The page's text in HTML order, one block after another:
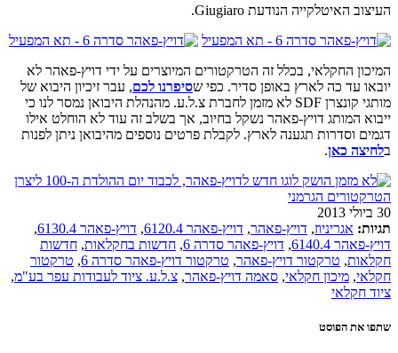
העיצוב האיטלקייה הנודעת Giugiaro.
המיכון החקלאי, בכלל זה הטרקטורים המיוצרים על ידי דויץ-פאהר לא
יובאו עד כה לארץ באופן סדיר. כפי שסיפרנו לכם, עבר זיכיון היבוא של
מותגי קונצרן SDF לא מזמן לחברת צ.ל.ע. מהנהלת היבואן נמסר לנו כי
ייבוא המותג דויץ-פאהר נשקל בחיוב, אך בשלב זה עוד לא הוחלט אילו
דגמים וסדרות תגענה לארץ. לקבלת פרטים נוספים מהיבואן ניתן לפנות
בלחיצה כאן.
30 ביולי 2013
תגיות: אגריניוז, דויץ-פאהר, דויץ-פאהר 6120.4 , דויץ-פאהר 6130.4
,
דויץ-פאהר 6140.4
, דויץ-פאהר סדרה 6 , חדשות בחקלאות, חדשות
חקלאות, טרקטור דויץ-פאהר, טרקטור דויץ-פאהר סדרה 6 , טרקטור
חקלאי, מיכון חקלאי, סאמה דויץ-פאהר, צ.ל.ע. ציוד לעבודות עפר בע"מ,
ציוד חקלאי
שתפו את הפוסט